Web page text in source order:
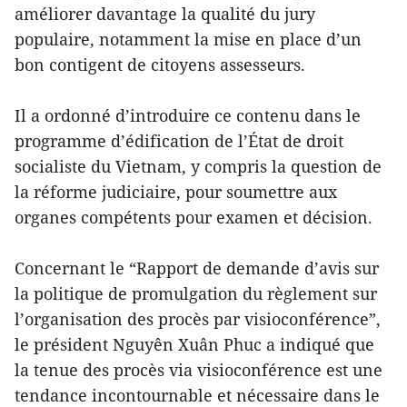
améliorer davantage la qualité du jury
populaire, notamment la mise en place d’un
bon contigent de citoyens assesseurs.
Il a ordonné d’introduire ce contenu dans le
programme d’édification de l’État de droit
socialiste du Vietnam, y compris la question de
la réforme judiciaire, pour soumettre aux
organes compétents pour examen et décision.
Concernant le “Rapport de demande d’avis sur
la politique de promulgation du règlement sur
l’organisation des procès par visioconférence”,
le président Nguyên Xuân Phuc a indiqué que
la tenue des procès via visioconférence est une
tendance incontournable et nécessaire dans le